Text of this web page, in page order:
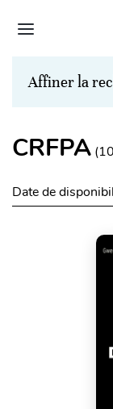
Affiner la
CRFPA (10
Date de